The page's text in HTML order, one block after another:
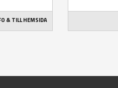
& TILL HEMSIDA